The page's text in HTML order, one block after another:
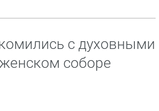
с духовными
соборе